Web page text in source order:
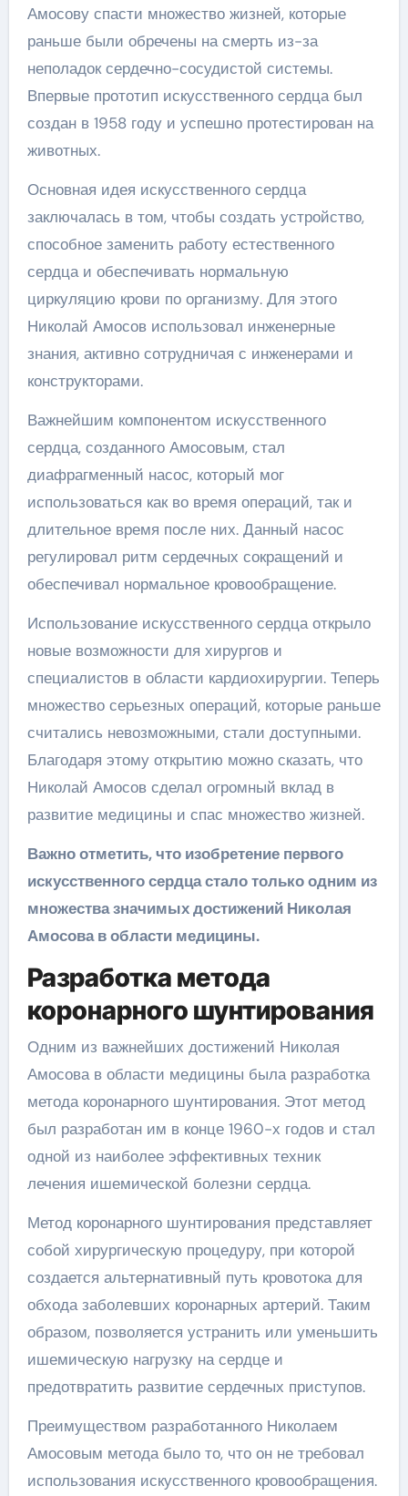
Амосову спасти множество жизней, которые
раньше были обречены на смерть из-за
неполадок сердечно-сосудистой системы.
Впервые прототип искусственного сердца был
создан в 1958 году и успешно протестирован на
животных.
Основная идея искусственного сердца
заключалась в том, чтобы создать устройство,
способное заменить работу естественного
сердца и обеспечивать нормальную
циркуляцию крови по организму. Для этого
Николай Амосов использовал инженерные
знания, активно сотрудничая с инженерами и
конструкторами.
Важнейшим компонентом искусственного
сердца, созданного Амосовым, стал
диафрагменный насос, который мог
использоваться как во время операций, так и
длительное время после них. Данный насос
регулировал ритм сердечных сокращений и
обеспечивал нормальное кровообращение.
Использование искусственного сердца открыло
новые возможности для хирургов и
специалистов в области кардиохирургии. Теперь
множество серьезных операций, которые раньше
считались невозможными, стали доступными.
Благодаря этому открытию можно сказать, что
Николай Амосов сделал огромный вклад в
развитие медицины и спас множество жизней.
Важно отметить, что изобретение первого
искусственного сердца стало только одним из
множества значимых достижений Николая
Амосова в области медицины.
Разработка метода
коронарного шунтирования
Одним из важнейших достижений Николая
Амосова в области медицины была разработка
метода коронарного шунтирования. Этот метод
был разработан им в конце 1960-х годов и стал
одной из наиболее эффективных техник
лечения ишемической болезни сердца.
Метод коронарного шунтирования представляет
собой хирургическую процедуру, при которой
создается альтернативный путь кровотока для
обхода заболевших коронарных артерий. Таким
образом, позволяется устранить или уменьшить
ишемическую нагрузку на сердце и
предотвратить развитие сердечных приступов.
Преимуществом разработанного Николаем
Амосовым метода было то, что он не требовал
использования искусственного кровообращения.